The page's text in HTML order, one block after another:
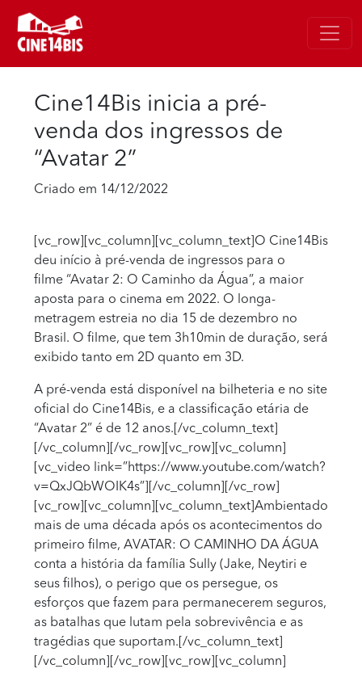
Cine14Bis inicia a pré-
venda dos ingressos de
“Avatar 2”
Criado em 14/12/2022
[vc_row][vc_column][vc_column_text]O Cine14Bis
deu início à pré-venda de ingressos para o
filme “Avatar 2: O Caminho da Água”, a maior
aposta para o cinema em 2022. O longa-
metragem estreia no dia 15 de dezembro no
Brasil. O filme, que tem 3h10min de duração, será
exibido tanto em 2D quanto em 3D.
A pré-venda está disponível na bilheteria e no site
oficial do Cine14Bis, e a classificação etária de
“Avatar 2” é de 12 anos.[/vc_column_text]
[/vc_column][/vc_row][vc_row][vc_column]
[vc_video link=”https://www.youtube.com/watch?
v=QxJQbWOIK4s”][/vc_column][/vc_row]
[vc_row][vc_column][vc_column_text]Ambientado
mais de uma década após os acontecimentos do
primeiro filme, AVATAR: O CAMINHO DA ÁGUA
conta a história da família Sully (Jake, Neytiri e
seus filhos), o perigo que os persegue, os
esforços que fazem para permanecerem seguros,
as batalhas que lutam pela sobrevivência e as
tragédias que suportam.[/vc_column_text]
[/vc_column][/vc_row][vc_row][vc_column]